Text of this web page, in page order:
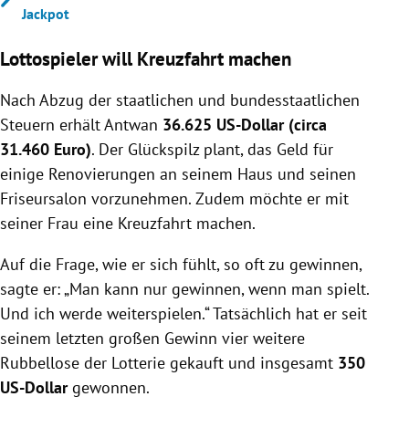
Jackpot
Lottospieler will Kreuzfahrt machen
Nach Abzug der staatlichen und bundesstaatlichen
Steuern erhält Antwan 36.625 US-Dollar (circa
31.460 Euro). Der Glückspilz plant, das Geld für
einige Renovierungen an seinem Haus und seinen
Friseursalon vorzunehmen. Zudem möchte er mit
seiner Frau eine Kreuzfahrt machen.
Auf die Frage, wie er sich fühlt, so oft zu gewinnen,
sagte er: „Man kann nur gewinnen, wenn man spielt.
Und ich werde weiterspielen.“ Tatsächlich hat er seit
seinem letzten großen Gewinn vier weitere
Rubbellose der Lotterie gekauft und insgesamt 350
US-Dollargewonnen.